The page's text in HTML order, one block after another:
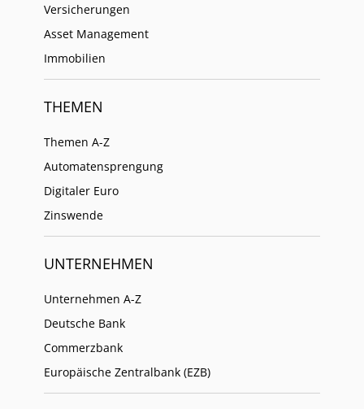
Versicherungen
Asset Management
Immobilien
THEMEN
Themen A-Z
Automatensprengung
Digitaler Euro
Zinswende
UNTERNEHMEN
Unternehmen A-Z
Deutsche Bank
Commerzbank
Europäische Zentralbank (EZB)